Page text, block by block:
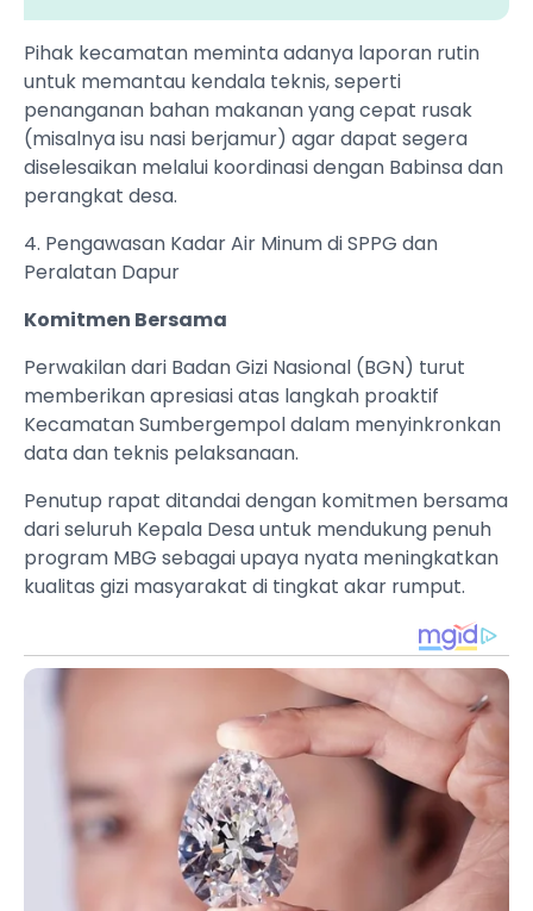
Pihak kecamatan meminta adanya laporan rutin
untuk memantau kendala teknis, seperti
penanganan bahan makanan yang cepat rusak
(misalnya isu nasi berjamur) agar dapat segera
diselesaikan melalui koordinasi dengan Babinsa dan
perangkat desa.
4. Pengawasan Kadar Air Minum di SPPG dan
Peralatan Dapur
Komitmen Bersama
Perwakilan dari Badan Gizi Nasional (BGN) turut
memberikan apresiasi atas langkah proaktif
Kecamatan Sumbergempol dalam menyinkronkan
data dan teknis pelaksanaan.
Penutup rapat ditandai dengan komitmen bersama
dari seluruh Kepala Desa untuk mendukung penuh
program MBG sebagai upaya nyata meningkatkan
kualitas gizi masyarakat di tingkat akar rumput.